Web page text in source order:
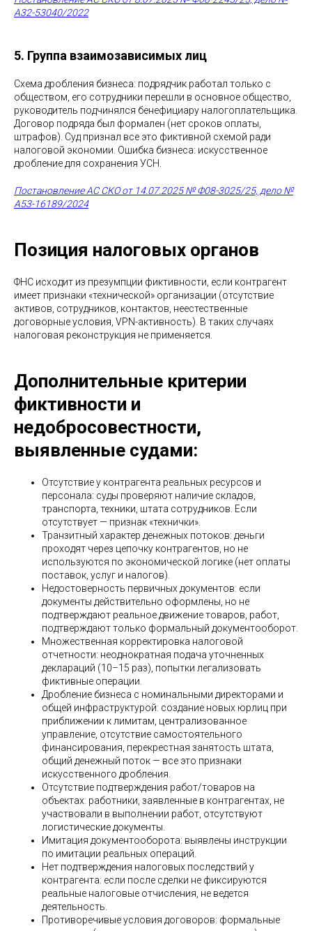
А32-53040/2022
5. Группа взаимозависимых лиц
Схема дробления бизнеса: подрядчик работал только с
обществом, его сотрудники перешли в основное общество,
руководитель подчинялся бенефициару налогоплательщика.
Договор подряда был формален (нет сроков оплаты,
штрафов). Суд признал все это фиктивной схемой ради
налоговой экономии. Ошибка бизнеса: искусственное
дробление для сохранения УСН.
Постановление АС СКО от 14.07.2025 № Ф08-3025/25, дело №
А53-16189/2024
Позиция налоговых органов
ФНС исходит из презумпции фиктивности, если контрагент
имеет признаки «технической» организации (отсутствие
активов, сотрудников, контактов, неестественные
договорные условия, VPN-активность). В таких случаях
налоговая реконструкция не применяется.
Дополнительные критерии
фиктивности и
недобросовестности,
выявленные судами:
Отсутствие у контрагента реальных ресурсов и
персонала: суды проверяют наличие складов,
транспорта, техники, штата сотрудников. Если
отсутствует — признак «технички».
Транзитный характер денежных потоков: деньги
проходят через цепочку контрагентов, но не
используются по экономической логике (нет оплаты
поставок, услуг и налогов).
Недостоверность первичных документов: если
документы действительно оформлены, но не
подтверждают реальное движение товаров, работ,
подтверждают только формальный документооборот.
Множественная корректировка налоговой
отчетности: неоднократная подача уточненных
деклараций (10–15 раз), попытки легализовать
фиктивные операции.
Дробление бизнеса с номинальными директорами и
общей инфраструктурой: создание новых юрлиц при
приближении к лимитам, централизованное
управление, отсутствие самостоятельного
финансирования, перекрестная занятость штата,
общий денежный поток — все это признаки
искусственного дробления.
Отсутствие подтверждения работ/товаров на
объектах: работники, заявленные в контрагентах, не
участвовали в выполнении работ, отсутствуют
логистические документы.
Имитация документооборота: выявлены инструкции
по имитации реальных операций.
Нет подтверждения налоговых последствий у
контрагента: если после сделки не фиксируются
реальные налоговые отчисления, не ведется
деятельность.
Противоречивые условия договоров: формальные